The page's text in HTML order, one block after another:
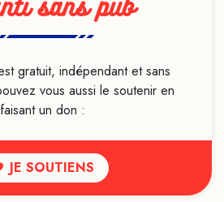
gratuit, indépendant et sans
vous aussi le soutenir en
faisant un don :
JE SOUTIENS